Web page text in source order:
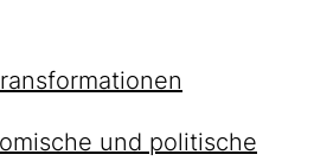
und politische